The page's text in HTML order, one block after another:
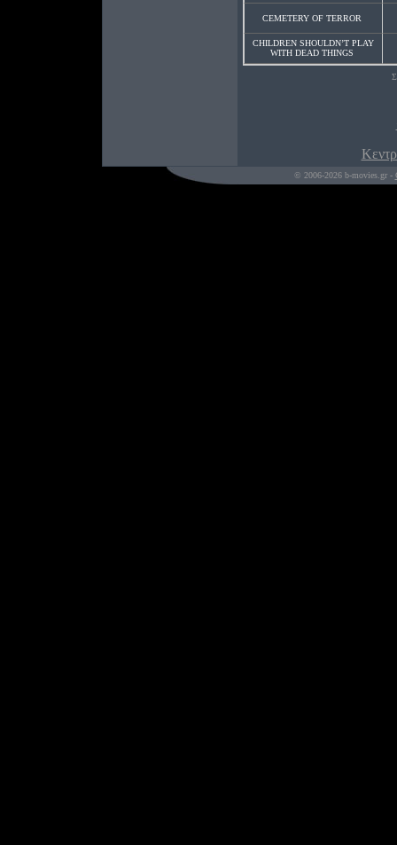
CEMETERY OF TERROR
CHILDREN SHOULDN’T PLAY
WITH DEAD THINGS
© 2006-2026 b-movies.gr -